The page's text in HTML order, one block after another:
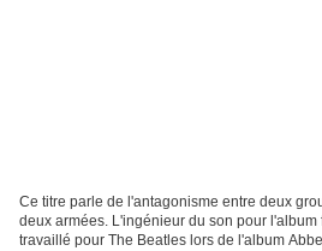
Ce titre parle de l'antagonisme entre deux
deux armées. L'ingénieur du son pour
travaillé pour The Beatles lors de l'album